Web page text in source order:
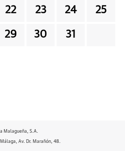
22 23 24 25
29 30 31
Malagueña, S.A.
Av. Dr. Marañón, 48.